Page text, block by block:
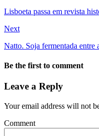
Lisboeta passa em revista
Next
Natto. Soja fermentada entre
Be the first to comment
Leave a Reply
Your email address will not
Comment